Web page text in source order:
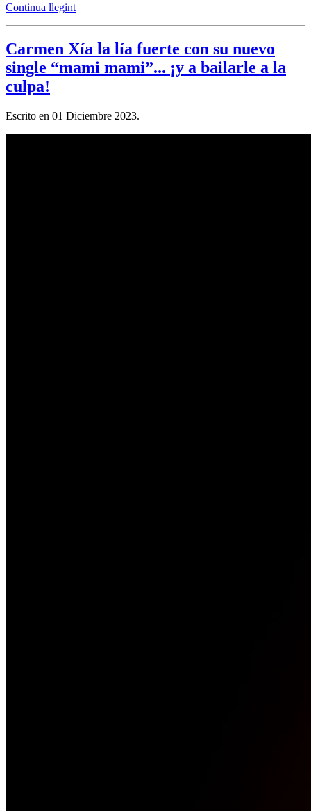
Continua llegint
Carmen Xía la lía fuerte con su nuevo
single “mami mami”... ¡y a bailarle a la
culpa!
Escrito en 01 Diciembre 2023.